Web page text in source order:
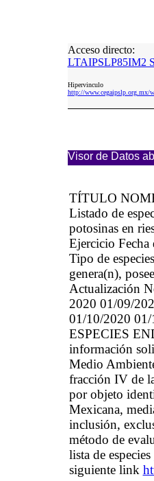
Acceso directo:
LTAIPSLP85IM2
Hipervinculo
http://www.cegaipslp.org.mx/
Visor de Datos
TÍTULO
Listado de
potosinas en
Ejercicio
Tipo de
genera(n),
Actualización
2020 01/09/
01/10/2020
ESPECIES
información
Medio
fracción IV de
por objeto
Mexicana,
inclusión,
método de
lista de
siguiente link